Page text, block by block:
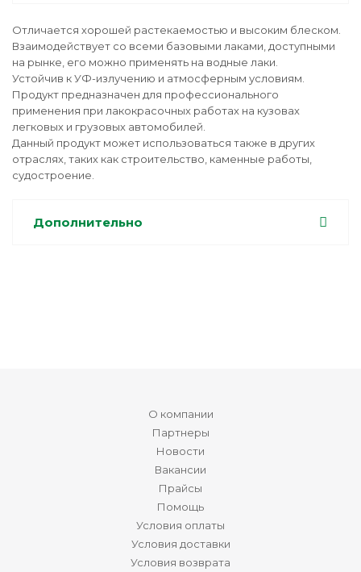
Отличается хорошей растекаемостью и высоким блеском.
Взаимодействует со всеми базовыми лаками, доступными
на рынке, его можно применять на водные лаки.
Устойчив к УФ-излучению и атмосферным условиям.
Продукт предназначен для профессионального
применения при лакокрасочных работах на кузовах
легковых и грузовых автомобилей.
Данный продукт может использоваться также в других
отраслях, таких как строительство, каменные работы,
судостроение.
Дополнительно
О компании
Партнеры
Новости
Вакансии
Прайсы
Помощь
Условия оплаты
Условия доставки
Условия возврата